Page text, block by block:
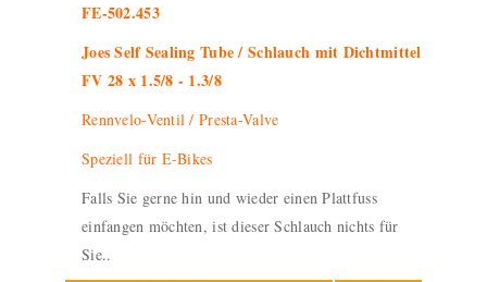
FE-502.453
Joes Self Sealing Tube / Schlauch mit Dichtmittel
FV 28 x 1.5/8 - 1.3/8
Rennvelo-Ventil / Presta-Valve
Speziell für E-Bikes
Falls Sie gerne hin und wieder einen Plattfuss
einfangen möchten, ist dieser Schlauch nichts für
Sie..